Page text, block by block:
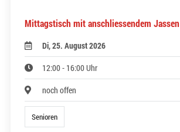
Mittagstisch mit anschliessendem Jassen
Di, 25. August 2026
12:00 - 16:00 Uhr
noch offen
Senioren